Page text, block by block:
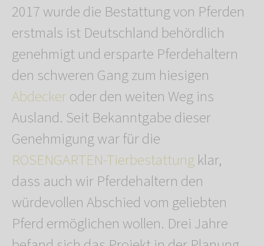
2017 wurde die Bestattung von Pferden
erstmals ist Deutschland behördlich
genehmigt und ersparte Pferdehaltern
den schweren Gang zum hiesigen
Abdeckeroder den weiten Weg ins
Ausland. Seit Bekanntgabe dieser
Genehmigung war für die
ROSENGARTEN-Tierbestattungklar,
dass auch wir Pferdehaltern den
würdevollen Abschied vom geliebten
Pferd ermöglichen wollen. Drei Jahre